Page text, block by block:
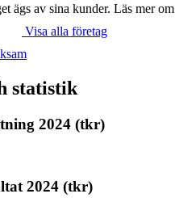
ägs av sina kunder. Läs mer om
Visa alla företag
statistik
2024 (tkr)
2024 (tkr)